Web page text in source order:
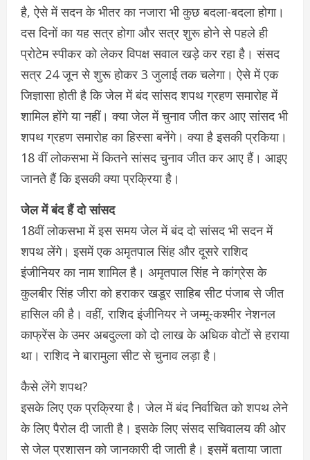
है, ऐसे में सदन के भीतर का नजारा भी कुछ बदला-बदला होगा।
दस दिनों का यह सत्र होगा और सत्र शुरू होने से पहले ही
प्रोटेम स्पीकर को लेकर विपक्ष सवाल खड़े कर रहा है। संसद
सत्र 24 जून से शुरू होकर 3 जुलाई तक चलेगा। ऐसे में एक
जिज्ञासा होती है कि जेल में बंद सांसद शपथ ग्रहण समारोह में
शामिल होंगे या नहीं। क्या जेल में चुनाव जीत कर आए सांसद भी
शपथ ग्रहण समारोह का हिस्सा बनेंगे। क्या है इसकी प्रकिया।
18 वीं लोकसभा में कितने सांसद चुनाव जीत कर आए हैं। आइए
जानते हैं कि इसकी क्या प्रक्रिया है।
जेल में बंद हैं दो सांसद
18वीं लोकसभा में इस समय जेल में बंद दो सांसद भी सदन में
शपथ लेंगे। इसमें एक अमृतपाल सिंह और दूसरे राशिद
इंजीनियर का नाम शामिल है। अमृतपाल सिंह ने कांग्रेस के
कुलबीर सिंह जीरा को हराकर खडूर साहिब सीट पंजाब से जीत
हासिल की है। वहीं, राशिद इंजीनियर ने जम्मू-कश्मीर नेशनल
काफ्रेंस के उमर अबदुल्ला को दो लाख के अधिक वोटों से हराया
था। राशिद ने बारामुला सीट से चुनाव लड़ा है।
कैसे लेंगे शपथ?
इसके लिए एक प्रक्रिया है। जेल में बंद निर्वाचित को शपथ लेने
के लिए पैरोल दी जाती है। इसके लिए संसद सचिवालय की ओर
से जेल प्रशासन को जानकारी दी जाती है। इसमें बताया जाता